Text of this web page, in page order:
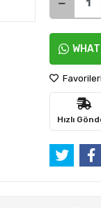
Hızlı